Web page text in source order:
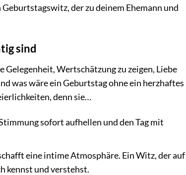
der zu deinem Ehemann und
sind
Gelegenheit, Wertschätzung zu zeigen, Liebe
was wäre ein Geburtstag ohne ein herzhaftes
denn sie…
sofort aufhellen und den Tag mit
eine intime Atmosphäre. Ein Witz, der auf
kennst und verstehst.